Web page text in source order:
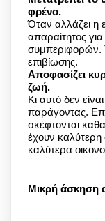
φρένο.
Όταν αλλάζει η
απαραίτητος
συμπεριφορών.
επιβίωσης.
Αποφασίζει
ζωή.
Κι αυτό δεν
παράγοντας.
σκέφτονται
έχουν
καλύτερα
Μικρή άσκηση